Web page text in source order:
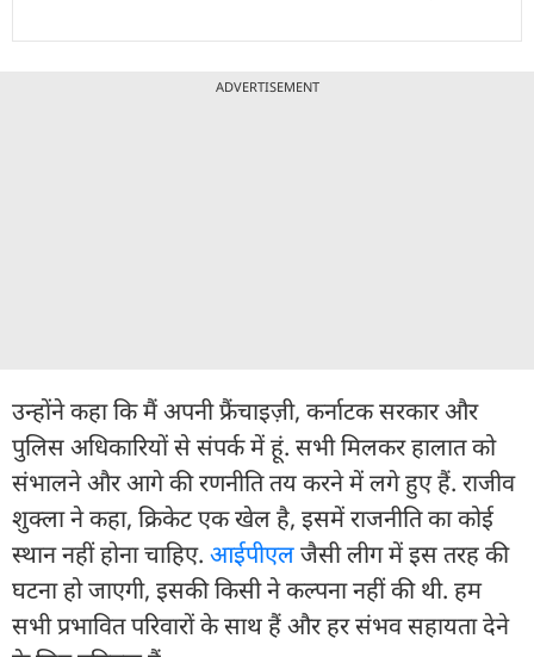
ADVERTISEMENT
उन्होंने कहा कि मैं अपनी फ्रैंचाइज़ी, कर्नाटक सरकार और
पुलिस अधिकारियों से संपर्क में हूं. सभी मिलकर हालात को
संभालने और आगे की रणनीति तय करने में लगे हुए हैं. राजीव
शुक्ला ने कहा, क्रिकेट एक खेल है, इसमें राजनीति का कोई
स्थान नहीं होना चाहिए. आईपीएलजैसी लीग में इस तरह की
घटना हो जाएगी, इसकी किसी ने कल्पना नहीं की थी. हम
सभी प्रभावित परिवारों के साथ हैं और हर संभव सहायता देने